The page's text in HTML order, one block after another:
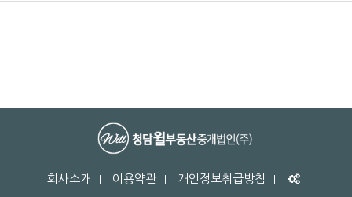
회사소개 이용약관 개인정보취급방침